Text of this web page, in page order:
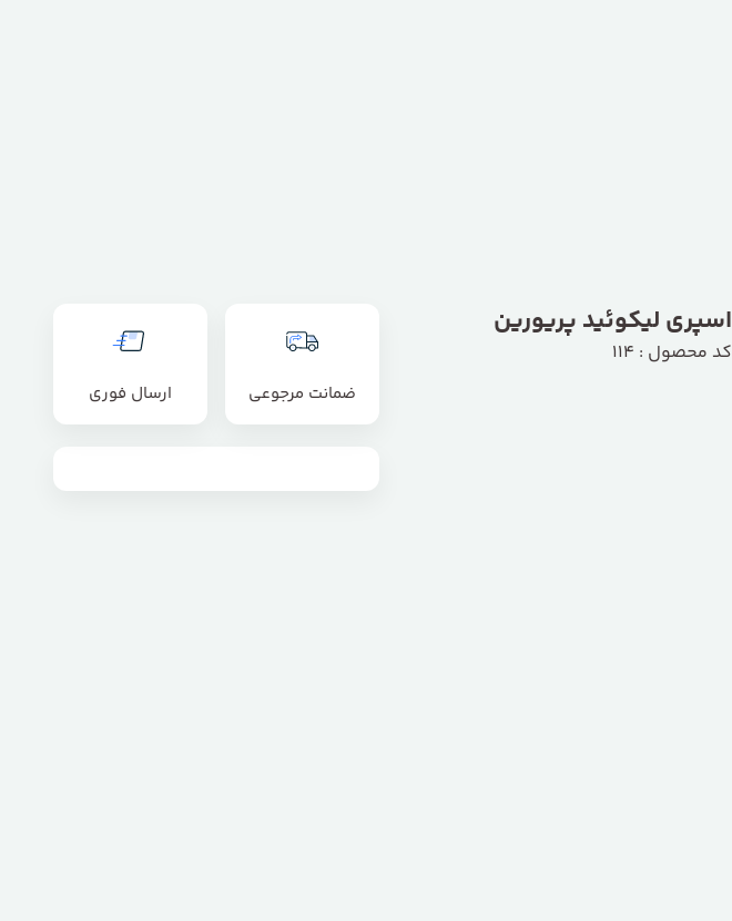
اسپری لیکوئید پریورین
کد محصول : 114
ضمانت مرجوعی ارسال فوری